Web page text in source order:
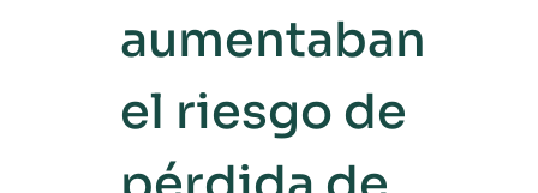
aumentaban
el riesgo de